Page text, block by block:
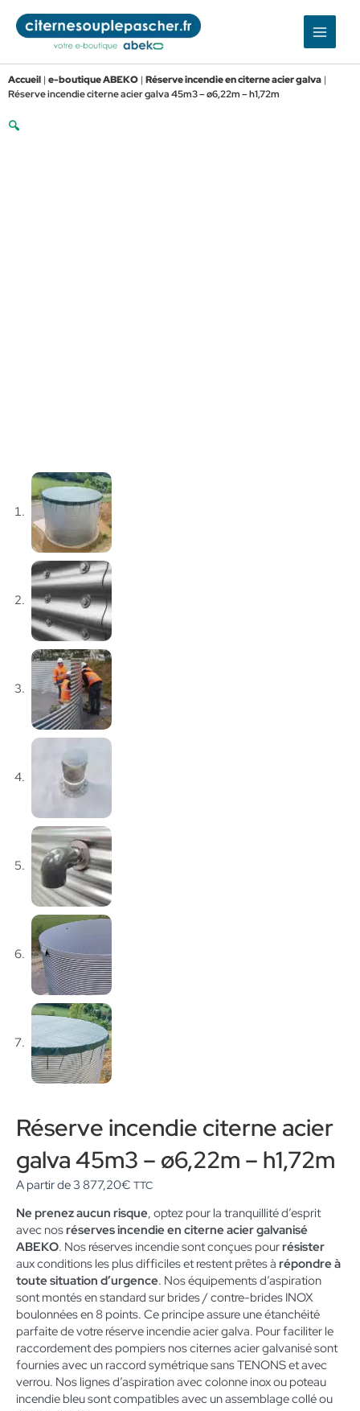
contenu
Accueil | e-boutique ABEKO | Réserve incendie en citerne acier galva |
Réserve incendie citerne acier galva 45m3 – ø6,22m – h1,72m
🔍
Réserve incendie citerne acier
galva 45m3 – ø6,22m – h1,72m
A partir de3 877,20€ TTC
Ne prenez aucun risque, optez pour la tranquillité d’esprit
avec nosréserves incendie en citerne acier galvanisé
ABEKO. Nos réserves incendie sont conçues pourrésister
aux conditions les plus difficiles et restent prêtes à répondre à
toute situation d’urgence. Nos équipements d’aspiration
sont montés en standard sur brides / contre-brides INOX
boulonnées en 8 points. Ce principe assure une étanchéité
parfaite de votre réserve incendie acier galva. Pour faciliter le
raccordement des pompiers nos citernes acier galvanisé sont
fournies avec un raccord symétrique sans TENONS et avec
verrou. Nos lignes d’aspiration avec colonne inox ou poteau
incendie bleu sont compatibles avec un assemblage collé ou